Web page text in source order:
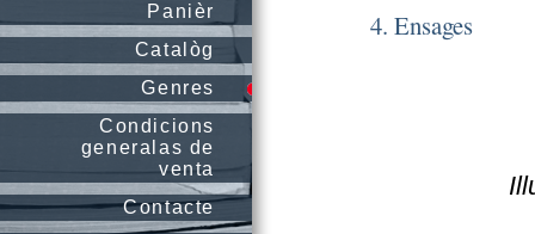
Panièr
Catalòg
Genres
Condicions
generalas de
venta
Contacte
4. Ensages